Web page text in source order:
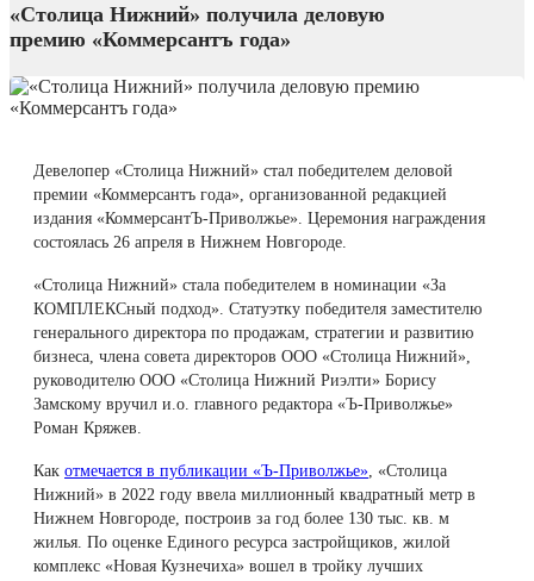
«Столица Нижний» получила деловую
премию «Коммерсантъ года»
Девелопер «Столица Нижний» стал победителем деловой
премии «Коммерсантъ года», организованной редакцией
издания «КоммерсантЪ-Приволжье». Церемония награждения
состоялась 26 апреля в Нижнем Новгороде.
«Столица Нижний» стала победителем в номинации «За
КОМПЛЕКСный подход». Статуэтку победителя заместителю
генерального директора по продажам, стратегии и развитию
бизнеса, члена совета директоров ООО «Столица Нижний»,
руководителю ООО «Столица Нижний Риэлти» Борису
Замскому вручил и.о. главного редактора «Ъ-Приволжье»
Роман Кряжев.
Как отмечается в публикации «Ъ-Приволжье» , «Столица
Нижний» в 2022 году ввела миллионный квадратный метр в
Нижнем Новгороде, построив за год более 130 тыс. кв. м
жилья. По оценке Единого ресурса застройщиков, жилой
комплекс «Новая Кузнечиха» вошел в тройку лучших